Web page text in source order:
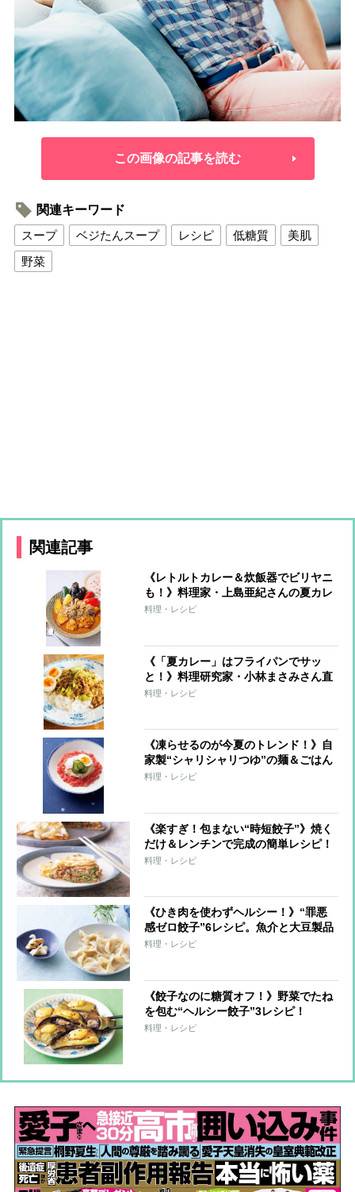
この画像の記事を読む
関連キーワード
スープ
ベジたんスープ レシピ 低糖質
美肌
野菜
関連記事
《レトルトカレー＆炊飯器でビリヤニ
も！》料理家・上島亜紀さんの夏カレ
ーレシピ
料理・レシピ
《「夏カレー」はフライパンでサッ
と！》料理研究家・小林まさみさん直
伝レシピ
料理・レシピ
《凍らせるのが今夏のトレンド！》自
家製“シャリシャリつゆ”の麺＆ごはん
7レシピ
料理・レシピ
《楽すぎ！包まない“時短餃子”》焼く
だけ＆レンチンで完成の簡単レシピ！
料理・レシピ
《ひき肉を使わずヘルシー！》“罪悪
感ゼロ餃子”6レシピ。魚介と大豆製品
で大満足！
料理・レシピ
《餃子なのに糖質オフ！》野菜でたね
を包む“ヘルシー餃子”3レシピ！
料理・レシピ